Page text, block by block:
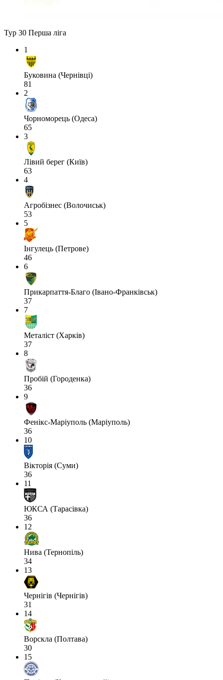
Тур 30 Перша ліга
1
Буковина (Чернівці)
81
2
Чорноморець (Одеса)
65
3
Лівий берег (Київ)
63
4
Агробізнес (Волочиськ)
53
5
Інгулець (Петрове)
46
6
Прикарпаття-Благо (Івано-Франківськ)
37
7
Металіст (Харків)
37
8
Пробій (Городенка)
36
9
Фенікс-Маріуполь (Маріуполь)
36
10
Вікторія (Суми)
36
11
ЮКСА (Тарасівка)
36
12
Нива (Тернопіль)
34
13
Чернігів (Чернігів)
31
14
Ворскла (Полтава)
30
15